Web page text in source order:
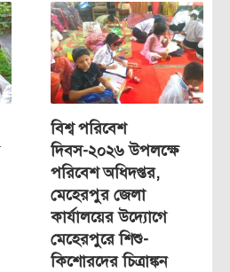
বিশ্ব পরিবেশ
দিবস-২০২৬ উপলক্ষে
পরিবেশ অধিদপ্তর,
মেহেরপুর জেলা
কার্যালয়ের উদ্যোগে
মেহেরপুরে শিশু-
কিশোরদের চিত্রাঙ্কন